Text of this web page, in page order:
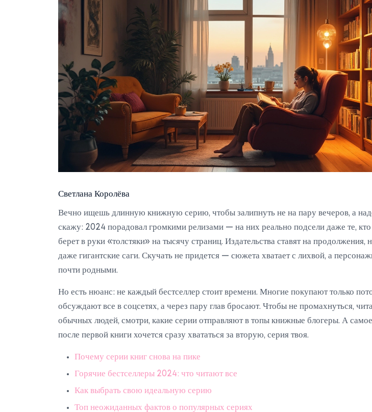
Светлана Королёва
Вечно ищешь длинную книжную серию, чтобы залипнуть не на пару вечеров, а
скажу: 2024 порадовал громкими релизами — на них реально подсели даже те,
берет в руки «толстяки» на тысячу страниц. Издательства ставят на продолжения,
даже гигантские саги. Скучать не придется — сюжета хватает с лихвой, а
почти родными.
Но есть нюанс: не каждый бестселлер стоит времени. Многие покупают только
обсуждают все в соцсетях, а через пару глав бросают. Чтобы не промахнуться,
обычных людей, смотри, какие серии отправляют в топы книжные блогеры. А
после первой книги хочется сразу хвататься за вторую, серия твоя.
Почему серии книг снова на пике
Горячие бестселлеры 2024: что читают все
Как выбрать свою идеальную серию
Топ неожиданных фактов о популярных сериях